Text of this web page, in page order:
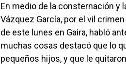
En medio de la consternación y
Vázquez García, por el vil
de este lunes en Gaira, habló
muchas cosas destacó que lo
pequeños hijos, y que le